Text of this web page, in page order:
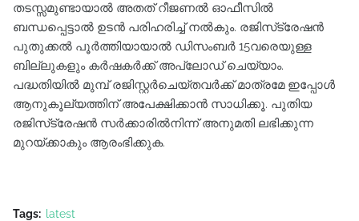
തടസ്സമുണ്ടായാൽ അതത് റീജണൽ ഓഫീസിൽ
ബന്ധപ്പെട്ടാൽ ഉടൻ പരിഹരിച്ച് നൽകും. രജിസ്‌ട്രേഷൻ
പുതുക്കൽ പൂർത്തിയായാൽ ഡിസംബർ 15വരെയുള്ള
ബില്ലുകളും കർഷകർക്ക് അപ്‌ലോഡ് ചെയ്യാം.
പദ്ധതിയിൽ മുമ്പ് രജിസ്റ്റർചെയ്തവർക്ക് മാത്രമേ ഇപ്പോൾ
ആനുകൂല്യത്തിന് അപേക്ഷിക്കാൻ സാധിക്കൂ. പുതിയ
രജിസ്‌ട്രേഷൻ സർക്കാരിൽനിന്ന് അനുമതി ലഭിക്കുന്ന
മുറയ്ക്കാകും ആരംഭിക്കുക.
Tags: latest